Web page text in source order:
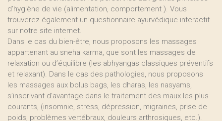
d’hygiène de vie (alimentation, comportement ). Vous
trouverez également un questionnaire ayurvédique interactif
sur notre site internet.
Dans le cas du bien-être, nous proposons les massages
appartenant au sneha karma, que sont les massages de
relaxation ou d’équilibre (les abhyangas classiques préventifs
et relaxant). Dans le cas des pathologies, nous proposons
les massages aux bolus bags, les dharas, les nasyams,
s’inscrivant d’avantage dans le traitement des maux les plus
courants, (insomnie, stress, dépression, migraines, prise de
poids, problèmes vertébraux, douleurs arthrosiques, etc.).